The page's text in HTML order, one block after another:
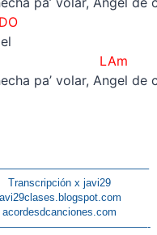
pa’ volar, Angel de
Transcripción x javi29
acordesdcanciones.com